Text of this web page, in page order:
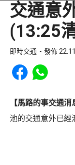
交通意
(13:25
即時交通 發佈
Share to Facebook
Share to
【馬路的事交通消
池的交通意外已經